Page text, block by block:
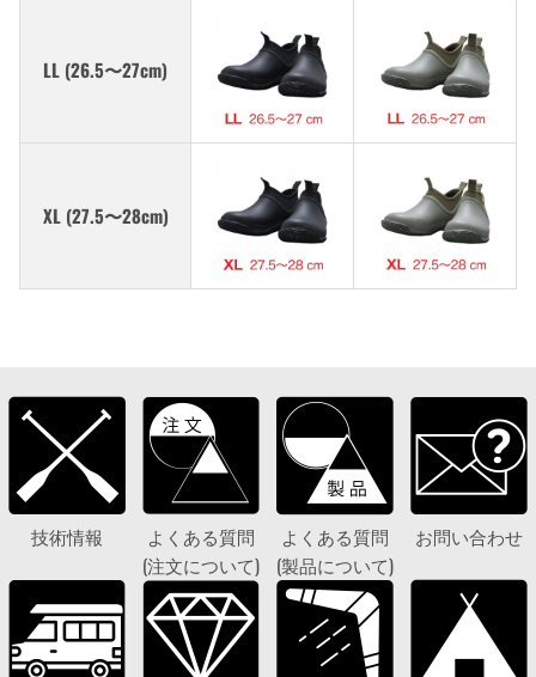
LL (26.5〜27cm)
XL (27.5〜28cm)
技術情報
よくある質問
(注文について)
よくある質問
(製品について)
お問い合わせ